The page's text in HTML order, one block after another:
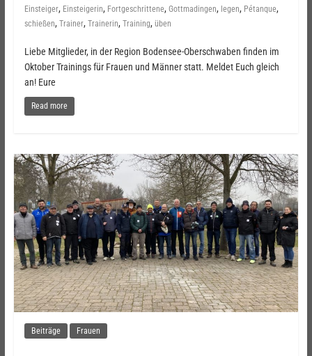
Einsteiger, Einsteigerin, Fortgeschrittene, Gottmadingen, legen, Pétanque,
schießen, Trainer, Trainerin, Training, üben
Liebe Mitglieder, in der Region Bodensee-Oberschwaben finden im
Oktober Trainings für Frauen und Männer statt. Meldet Euch gleich
an! Eure
Read more
Beiträge Frauen